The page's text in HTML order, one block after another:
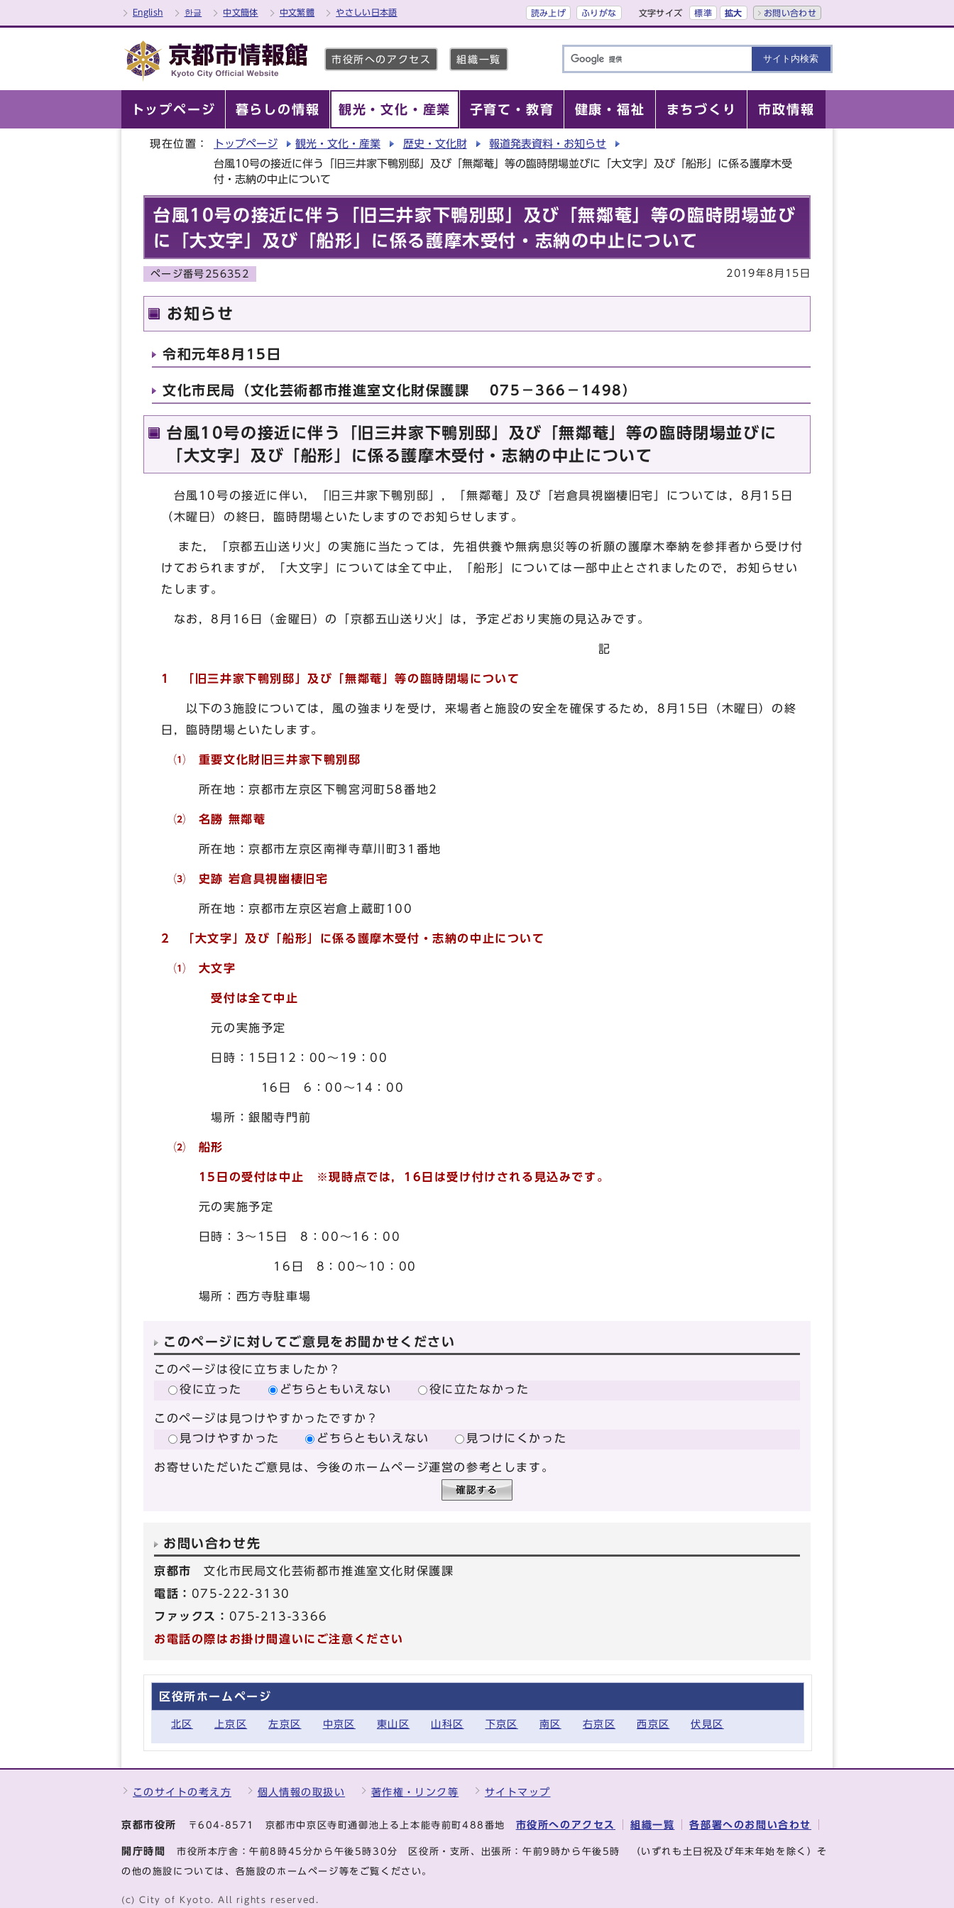
English 한글 中文簡体 中文繁體 やさしい日本語 読み上げ ふりがな 文字サイズ 標準 拡大 お問い合わせ
市役所へのアクセス 組織一覧
トップページ 暮らしの情報 観光・文化・産業 子育て・教育 健康・福祉 まちづくり 市政情報
現在位置： トップページ 観光・文化・産業 歴史・文化財
報道発表資料・お知らせ
台風10号の接近に伴う「旧三井家下鴨別邸」及び「無鄰菴」等の臨時閉場並びに「大文字」及び「船形」に係る護摩木受
付・志納の中止について
台風10号の接近に伴う「旧三井家下鴨別邸」及び「無鄰菴」等の臨時閉場並び
に「大文字」及び「船形」に係る護摩木受付・志納の中止について
ページ番号256352 2019年8月15日
お知らせ
令和元年8月15日
文化市民局（文化芸術都市推進室文化財保護課 075－366－1498）
台風10号の接近に伴う「旧三井家下鴨別邸」及び「無鄰菴」等の臨時閉場並びに
「大文字」及び「船形」に係る護摩木受付・志納の中止について
台風10号の接近に伴い，「旧三井家下鴨別邸」，「無鄰菴」及び「岩倉具視幽棲旧宅」については，8月15日
（木曜日）の終日，臨時閉場といたしますのでお知らせします。
また，「京都五山送り火」の実施に当たっては，先祖供養や無病息災等の祈願の護摩木奉納を参拝者から受け付
けておられますが，「大文字」については全て中止，「船形」については一部中止とされましたので，お知らせい
たします。
なお，8月16日（金曜日）の「京都五山送り火」は，予定どおり実施の見込みです。
記
1 「旧三井家下鴨別邸」及び「無鄰菴」等の臨時閉場について
以下の3施設については，風の強まりを受け，来場者と施設の安全を確保するため，8月15日（木曜日）の終
日，臨時閉場といたします。
⑴ 重要文化財旧三井家下鴨別邸
所在地：京都市左京区下鴨宮河町58番地2
⑵ 名勝 無鄰菴
所在地：京都市左京区南禅寺草川町31番地
⑶ 史跡 岩倉具視幽棲旧宅
所在地：京都市左京区岩倉上蔵町100
2 「大文字」及び「船形」に係る護摩木受付・志納の中止について
⑴ 大文字
受付は全て中止
元の実施予定
日時：15日12：00～19：00
16日 6：00～14：00
場所：銀閣寺門前
⑵ 船形
15日の受付は中止 ※現時点では，16日は受け付けされる見込みです。
元の実施予定
日時：3～15日 8：00～16：00
16日 8：00～10：00
場所：西方寺駐車場
このページに対してご意見をお聞かせください
このページは役に立ちましたか？
役に立った
どちらともいえない 役に立たなかった
このページは見つけやすかったですか？
見つけやすかった
どちらともいえない 見つけにくかった
お寄せいただいたご意見は、今後のホームページ運営の参考とします。
お問い合わせ先
京都市文化市民局文化芸術都市推進室文化財保護課
電話： 075-222-3130
ファックス： 075-213-3366
お電話の際はお掛け間違いにご注意ください
区役所ホームページ
北区 上京区 左京区 中京区 東山区 山科区 下京区 南区 右京区 西京区 伏見区
このサイトの考え方 個人情報の取扱い 著作権・リンク等 サイトマップ
京都市役所 〒604-8571 京都市中京区寺町通御池上る上本能寺前町488番地 市役所へのアクセス 組織一覧 各部署へのお問い合わせ
開庁時間 市役所本庁舎：午前8時45分から午後5時30分 区役所・支所、出張所：午前9時から午後5時 （いずれも土日祝及び年末年始を除く）そ
の他の施設については、各施設のホームページ等をご覧ください。
(c) City of Kyoto. All rights reserved.